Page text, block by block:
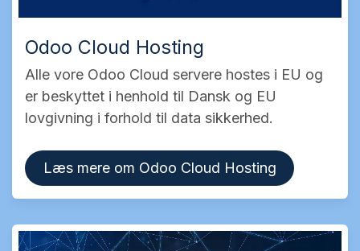
Odoo Cloud Hosting
Alle vore Odoo Cloud servere hostes i EU og
er beskyttet i henhold til Dansk og EU
lovgivning i forhold til data sikkerhed.
Læs mere om Odoo Cloud Hosting